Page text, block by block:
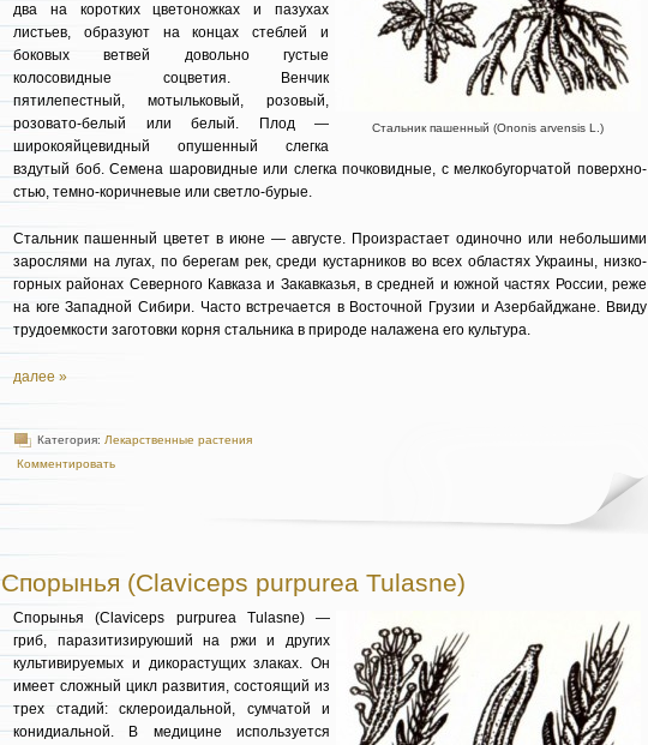
Стальник пашенный (Ononis arvensis L.)
два на коротких цветоножках и пазухах
листьев, обра­зуют на концах стеблей и
боковых вет­вей довольно густые
колосовидные со­цветия. Венчик
пятилепестный, мо­тыльковый, розовый,
розовато-белый или белый. Плод —
широкояйцевид­ный опушенный слегка
вздутый боб. Семена шаровидные или слегка почко­видные, с мелкобугорчатой поверхно­
стью, темно-коричневые или светло-бурые.
Стальник пашенный цветет в ию­не — августе. Произрастает одиночно или небольшими
зарослями на лугах, по берегам рек, среди кустарников во всех областях Украины, низко­
горных районах Северного Кавказа и Закавказья, в средней и южной частях России, реже
на юге Западной Си­бири. Часто встречается в Восточной Грузии и Азербайджане. Ввиду
трудо­емкости заготовки корня стальника в природе налажена его культура.
далее »
Категория: Лекарственные растения
Комментировать
Спорынья (Claviceps purpurea Tulasne)
Спорынья (Claviceps purpurea Tulasne) —
гриб, паразитизируюший на ржи и других
культивируемых и дикорасту­щих злаках. Он
имеет сложный цикл развития, состоящий из
трех стадий: склероидальной, сумчатой и
конидиальной. В медицине используется